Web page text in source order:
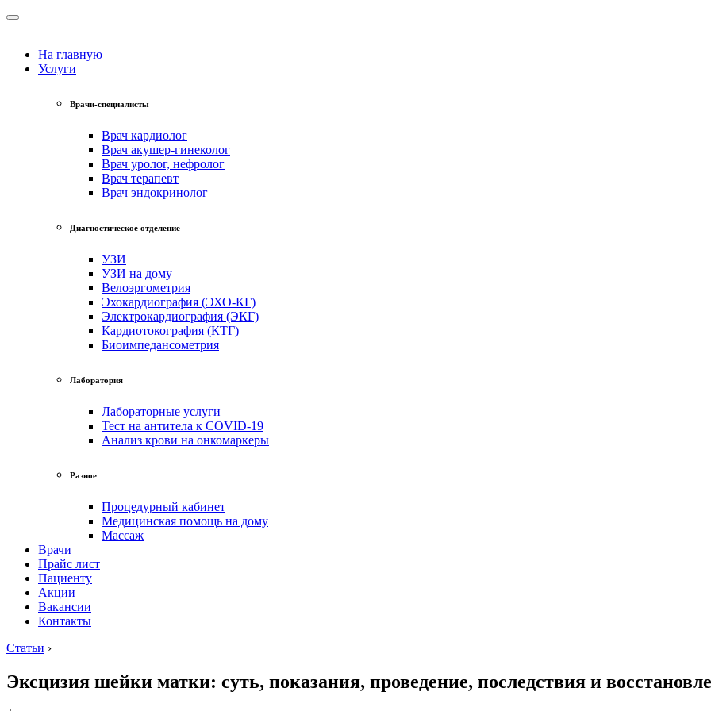
На главную
Услуги
Врачи-специалисты
Врач кардиолог
Врач акушер-гинеколог
Врач уролог, нефролог
Врач терапевт
Врач эндокринолог
Диагностическое отделение
УЗИ
УЗИ на дому
Велоэргометрия
Эхокардиография (ЭХО-КГ)
Электрокардиография (ЭКГ)
Кардиотокография (КТГ)
Биоимпедансометрия
Лаборатория
Лабораторные услуги
Тест на антитела к COVID-19
Анализ крови на онкомаркеры
Разное
Процедурный кабинет
Медицинская помощь на дому
Массаж
Врачи
Прайс лист
Пациенту
Акции
Вакансии
Контакты
Статьи ›
Эксцизия шейки матки: суть, показания, проведение, последствия и